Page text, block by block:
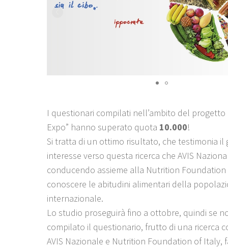
I questionari compilati nell’ambito del progetto
Expo” hanno superato quota 10.000!
Si tratta di un ottimo risultato, che testimonia il
interesse verso questa ricerca che AVIS
conducendo assieme alla Nutrition
conoscere le abitudini alimentari della
internazionale.
Lo studio proseguirà fino a ottobre, quindi se
compilato il questionario, frutto di una ricerca
AVIS Nazionale e Nutrition Foundation of Italy,